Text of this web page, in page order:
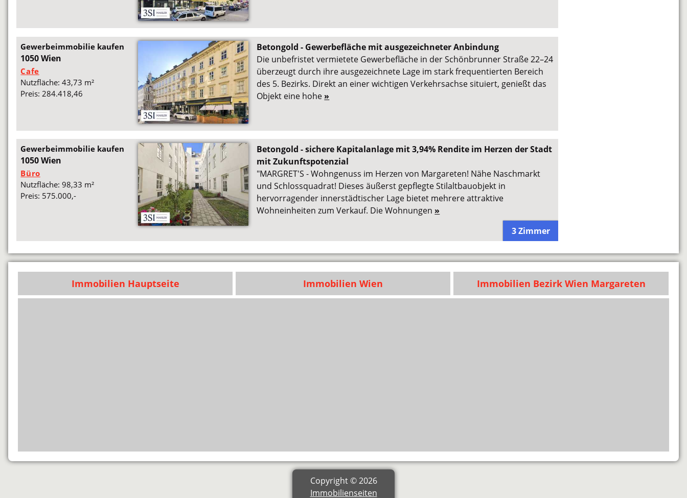
Gewerbeimmobilie kaufen
1050 Wien
Cafe
Nutzfläche: 43,73 m²
Preis: 284.418,46
Betongold - Gewerbefläche mit ausgezeichneter Anbindung
Die unbefristet vermietete Gewerbefläche in der Schönbrunner Straße 22–24
überzeugt durch ihre ausgezeichnete Lage im stark frequentierten Bereich
des 5. Bezirks. Direkt an einer wichtigen Verkehrsachse situiert, genießt das
Objekt eine hohe »
Gewerbeimmobilie kaufen
1050 Wien
Büro
Nutzfläche: 98,33 m²
Preis: 575.000,-
Betongold - sichere Kapitalanlage mit 3,94% Rendite im Herzen der Stadt
mit Zukunftspotenzial
"MARGRET'S - Wohngenuss im Herzen von Margareten! Nähe Naschmarkt
und Schlossquadrat! Dieses äußerst gepflegte Stilaltbauobjekt in
hervorragender innerstädtischer Lage bietet mehrere attraktive
Wohneinheiten zum Verkauf. Die Wohnungen »
3 Zimmer
Immobilien Hauptseite Immobilien Wien Immobilien Bezirk Wien Margareten
Copyright © 2026
Immobilienseiten